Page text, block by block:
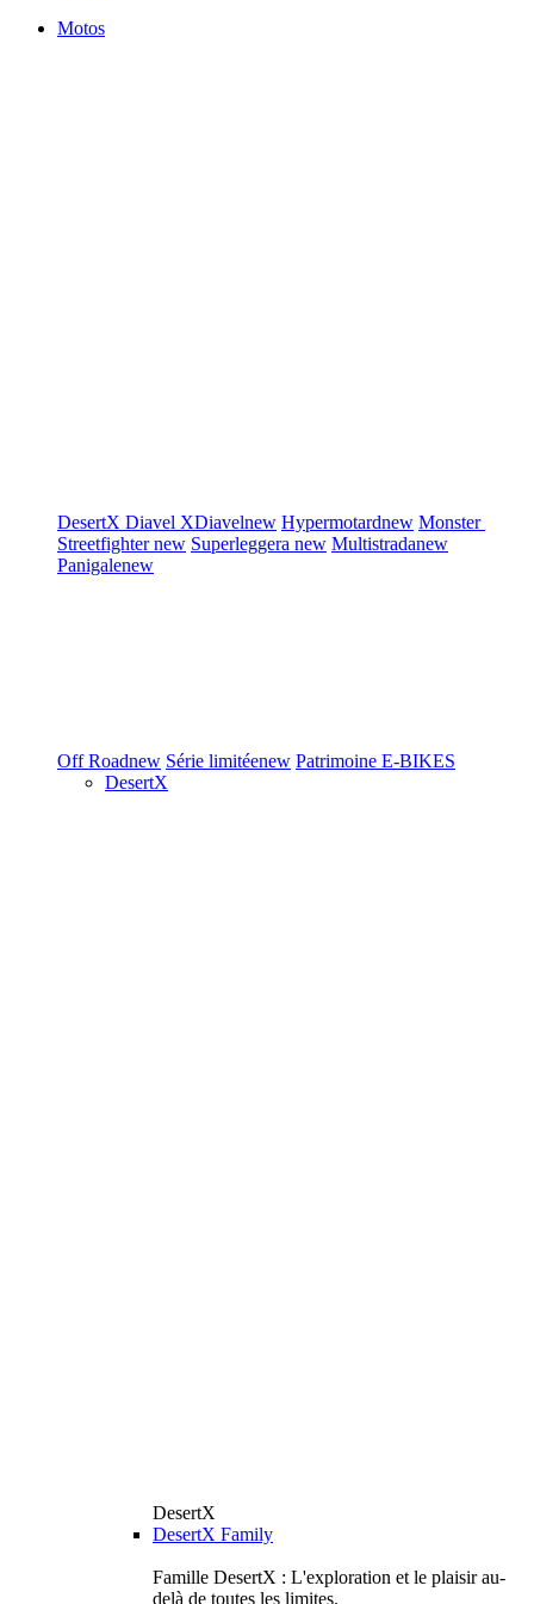
Motos
DesertX Diavel XDiavelnew Hypermotardnew Monster
Streetfighternew Superleggera new Multistradanew
Panigalenew
Off Roadnew Série limitéenew Patrimoine E-BIKES
DesertX
DesertX
DesertX Family
Famille DesertX : L'exploration et le plaisir au-
delà de toutes les limites.